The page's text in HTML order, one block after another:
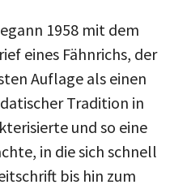
1958 mit dem
eines Fähnrichs, der
Auflage als einen
Tradition in
und so eine
in die sich schnell
bis hin zum